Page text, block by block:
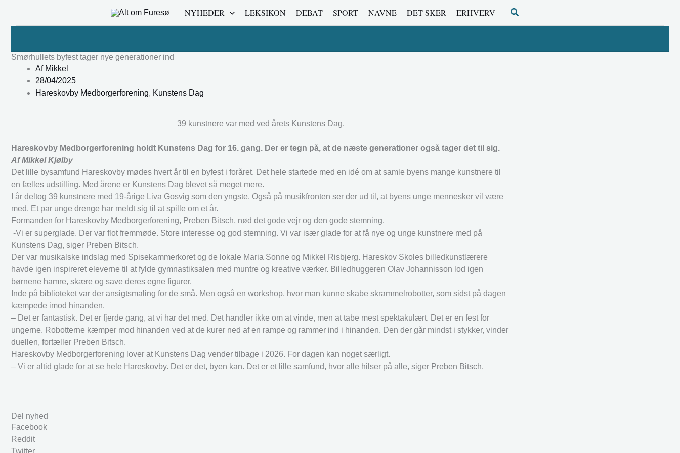
NYHEDER LEKSIKON DEBAT SPORT NAVNE DET SKER ERHVERV Søg
Smørhullets byfest tager nye generationer ind
AfMikkel
28/04/2025
Hareskovby Medborgerforening, Kunstens Dag
39 kunstnere var med ved årets Kunstens Dag.
Hareskovby Medborgerforening holdt Kunstens Dag for 16. gang. Der er tegn på, at de næste generationer også tager det til sig.
Af Mikkel Kjølby
Det lille bysamfund Hareskovby mødes hvert år til en byfest i foråret. Det hele startede med en idé om at samle byens mange kunstnere til
en fælles udstilling. Med årene er Kunstens Dag blevet så meget mere.
I år deltog 39 kunstnere med 19-årige Liva Gosvig som den yngste. Også på musikfronten ser der ud til, at byens unge mennesker vil være
med. Et par unge drenge har meldt sig til at spille om et år.
Formanden for Hareskovby Medborgerforening, Preben Bitsch, nød det gode vejr og den gode stemning.
-Vi er superglade. Der var flot fremmøde. Store interesse og god stemning. Vi var især glade for at få nye og unge kunstnere med på
Kunstens Dag, siger Preben Bitsch.
Der var musikalske indslag med Spisekammerkoret og de lokale Maria Sonne og Mikkel Risbjerg. Hareskov Skoles billedkunstlærere
havde igen inspireret eleverne til at fylde gymnastiksalen med muntre og kreative værker. Billedhuggeren Olav Johannisson lod igen
børnene hamre, skære og save deres egne figurer.
Inde på biblioteket var der ansigtsmaling for de små. Men også en workshop, hvor man kunne skabe skrammelrobotter, som sidst på dagen
kæmpede imod hinanden.
– Det er fantastisk. Det er fjerde gang, at vi har det med. Det handler ikke om at vinde, men at tabe mest spektakulært. Det er en fest for
ungerne. Robotterne kæmper mod hinanden ved at de kurer ned af en rampe og rammer ind i hinanden. Den der går mindst i stykker, vinder
duellen, fortæller Preben Bitsch.
Hareskovby Medborgerforening lover at Kunstens Dag vender tilbage i 2026. For dagen kan noget særligt.
– Vi er altid glade for at se hele Hareskovby. Det er det, byen kan. Det er et lille samfund, hvor alle hilser på alle, siger Preben Bitsch.
Del nyhed
Facebook
Reddit
Twitter